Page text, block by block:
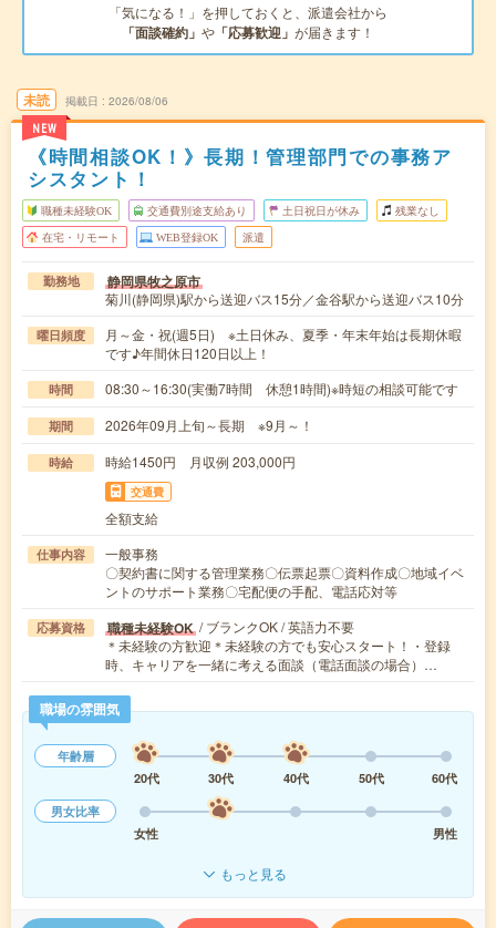
「気になる！」を押しておくと、派遣会社から
「面談確約」 や 「応募歓迎」 が届きます！
未読
NEW
掲載日 2026/08/06
《時間相談OK！》長期！管理部門での事務ア
シスタント！
職種未経験OK 交通費別途支給あり 土日祝日が休み 残業なし
在宅・リモート WEB登録OK 派遣
勤務地 静岡県牧之原市
菊川(静岡県)駅から送迎バス15分／金谷駅から送迎バス10分
曜日頻度
月～金・祝(週5日) ※土日休み、夏季・年末年始は長期休暇
です♪年間休日120日以上！
時間 08:30～16:30(実働7時間 休憩1時間)※時短の相談可能です
期間 2026年09月上旬～長期 ※9月～！
時給 時給1450円 月収例 203,000円
交通費
全額支給
仕事内容
一般事務
〇契約書に関する管理業務〇伝票起票〇資料作成〇地域イベ
ントのサポート業務〇宅配便の手配、電話応対等
応募資格 職種未経験OK / ブランクOK / 英語力不要
＊未経験の方歓迎＊未経験の方でも安心スタート！・登録
時、キャリアを一緒に考える面談（電話面談の場合）…
職場の雰囲気
年齢層
20代
30代 40代 50代
60代
男女比率
女性
男性
もっと見る